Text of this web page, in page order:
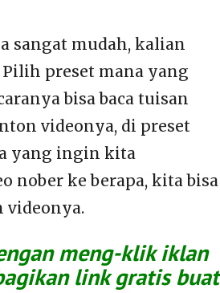
sangat mudah, kalian
preset mana yang
bisa baca tuisan
videonya, di preset
yang ingin kita
nober ke berapa, kita bisa
meng-klik iklan
link gratis buat